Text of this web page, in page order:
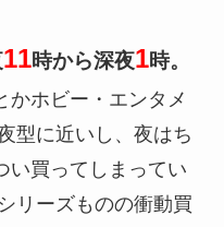
11時から深夜1時。
かホビー・エンタメ
型に近いし、夜はち
い買ってしまってい
リーズものの衝動買